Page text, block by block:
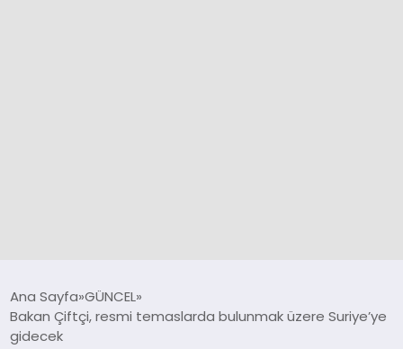
SPOR
Ana Sayfa GÜNCEL
Bakan Çiftçi, resmi temaslarda bulunmak üzere Suriye’ye
gidecek